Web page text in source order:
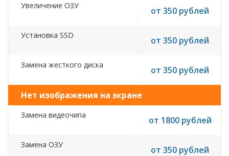
Увеличение ОЗУ от 350 рублей
Установка SSD от 350 рублей
Замена жесткого диска от 350 рублей
Нет изображения на экране
Замена видеочипа от 1800 рублей
Замена ОЗУ от 350 рублей